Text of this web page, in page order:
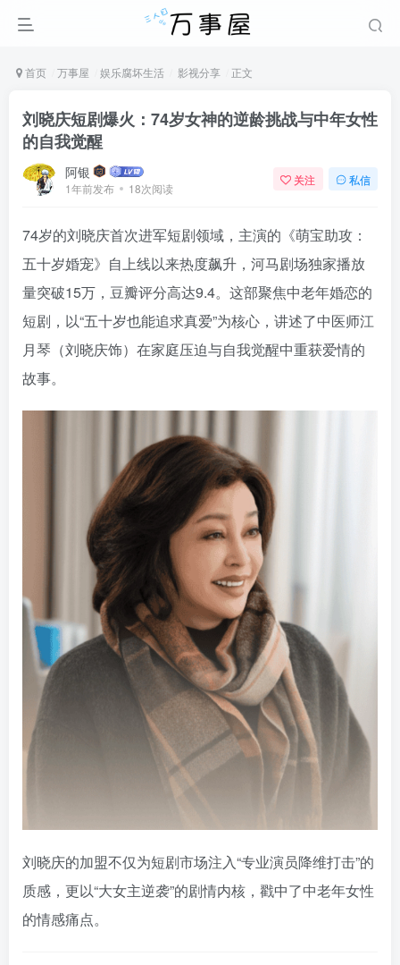
首页 万事屋 娱乐腐坏生活 影视分享 正文
刘晓庆短剧爆火：74岁女神的逆龄挑战与中年女性
的自我觉醒
阿银
1年前发布 18次阅读
关注 私信
74岁的刘晓庆首次进军短剧领域，主演的《萌宝助攻：
五十岁婚宠》自上线以来热度飙升，河马剧场独家播放
量突破15万，豆瓣评分高达9.4。这部聚焦中老年婚恋的
短剧，以“五十岁也能追求真爱”为核心，讲述了中医师江
月琴（刘晓庆饰）在家庭压迫与自我觉醒中重获爱情的
故事。
刘晓庆的加盟不仅为短剧市场注入“专业演员降维打击”的
质感，更以“大女主逆袭”的剧情内核，戳中了中老年女性
的情感痛点。